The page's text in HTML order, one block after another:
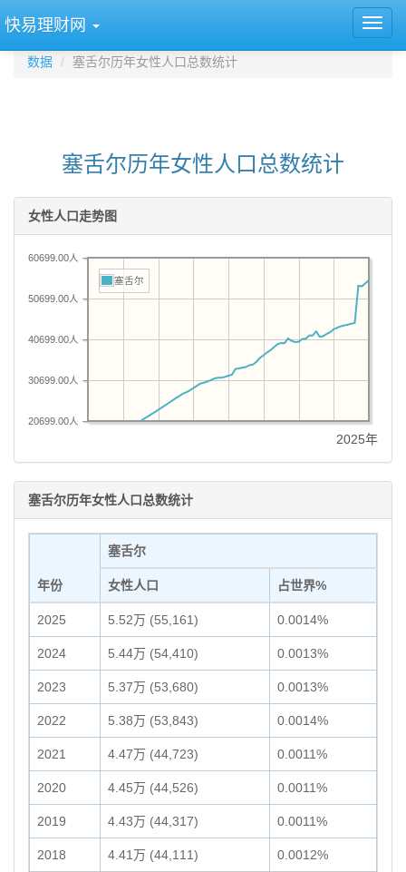
快易理财网
数据 塞舌尔历年女性人口总数统计
塞舌尔历年女性人口总数统计
女性人口走势图
20699.00人
30699.00人
40699.00人
50699.00人
60699.00人
塞舌尔
2025年
塞舌尔历年女性人口总数统计
年份
塞舌尔
女性人口 占世界%
2025 5.52万 (55,161) 0.0014%
2024 5.44万 (54,410) 0.0013%
2023 5.37万 (53,680) 0.0013%
2022 5.38万 (53,843) 0.0014%
2021 4.47万 (44,723) 0.0011%
2020 4.45万 (44,526) 0.0011%
2019 4.43万 (44,317) 0.0011%
2018 4.41万 (44,111) 0.0012%